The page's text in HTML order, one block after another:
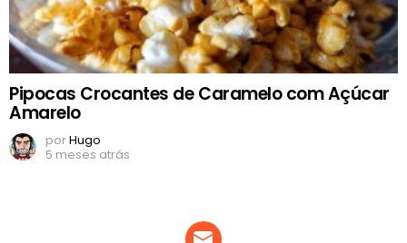
Pipocas Crocantes de Caramelo com Açúcar
Amarelo
porHugo
5 meses atrás